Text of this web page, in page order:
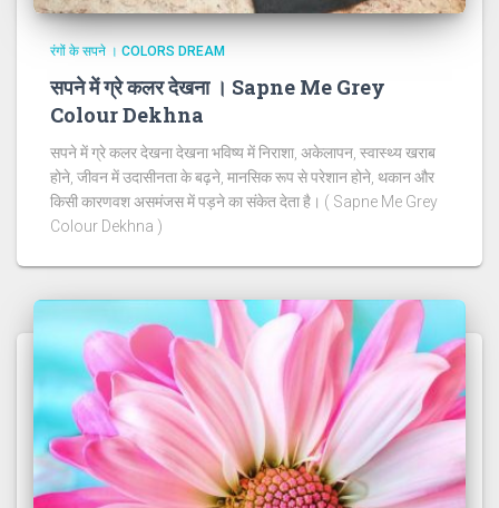
रंगों के सपने । COLORS DREAM
सपने में ग्रे कलर देखना । Sapne Me Grey
Colour Dekhna
सपने में ग्रे कलर देखना देखना भविष्य में निराशा, अकेलापन, स्वास्थ्य खराब
होने, जीवन में उदासीनता के बढ़ने, मानसिक रूप से परेशान होने, थकान और
किसी कारणवश असमंजस में पड़ने का संकेत देता है। ( Sapne Me Grey
Colour Dekhna )